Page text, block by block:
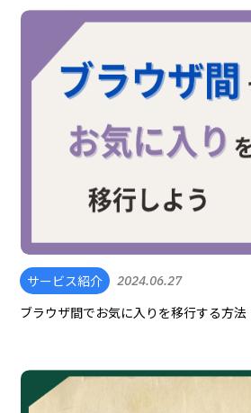
サービス紹介 2024.06.27
ブラウザ間でお気に入りを移行する方法